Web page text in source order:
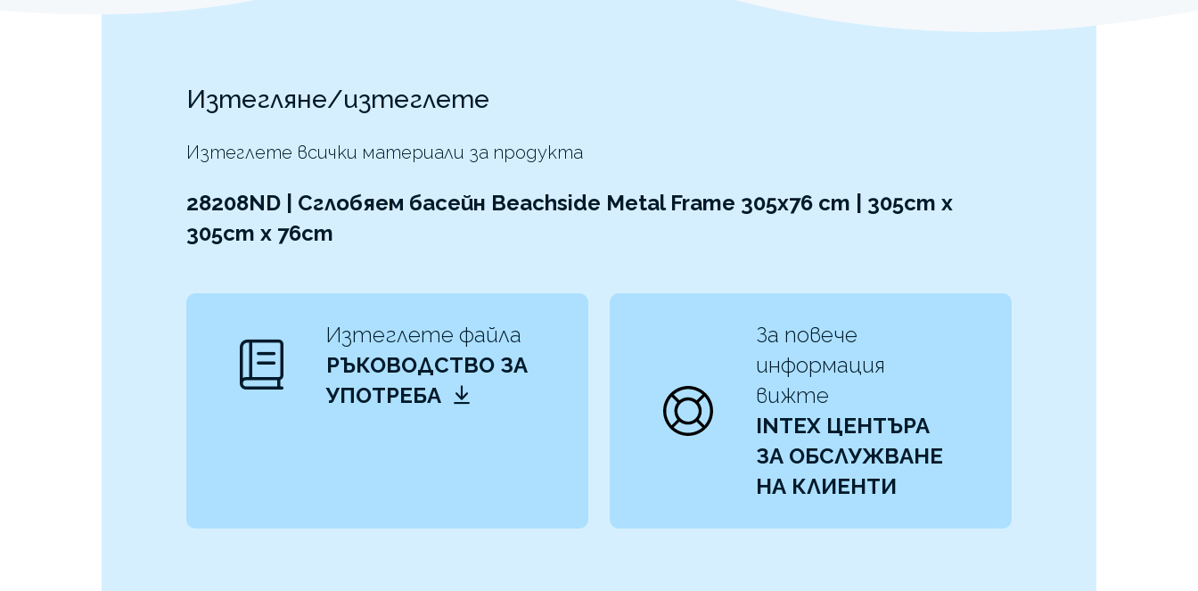
Изтегляне/изтеглете
Изтеглете всички материали за продукта
28208ND | Сглобяем басейн Beachside Metal Frame 305x76 cm | 305cm x
305cm x 76cm
Изтеглете файла
РЪКОВОДСТВО ЗА
УПОТРЕБА
За повече
информация
вижте
INTEX ЦЕНТЪРА
ЗА ОБСЛУЖВАНЕ
НА КЛИЕНТИ